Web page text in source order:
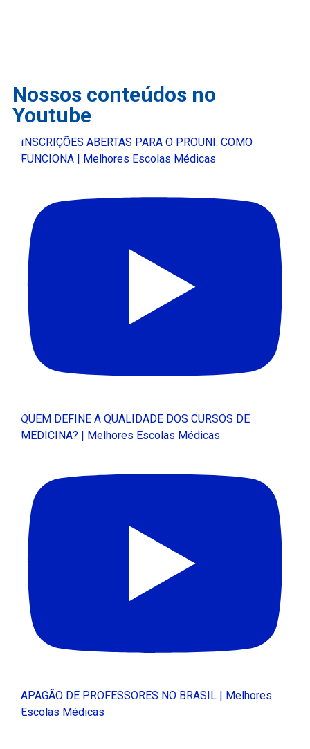
Nossos conteúdos no
Youtube
INSCRIÇÕES ABERTAS PARA O PROUNI: COMO
FUNCIONA | Melhores Escolas Médicas
QUEM DEFINE A QUALIDADE DOS CURSOS DE
MEDICINA? | Melhores Escolas Médicas
APAGÃO DE PROFESSORES NO BRASIL | Melhores
Escolas Médicas